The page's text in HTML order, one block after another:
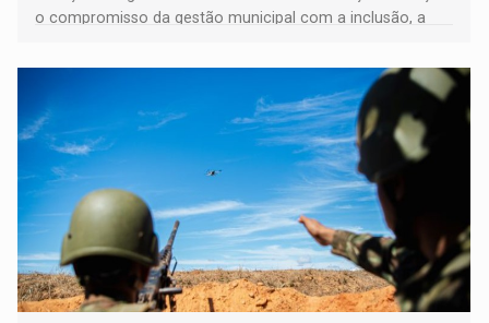
o compromisso da gestão municipal com a inclusão, a